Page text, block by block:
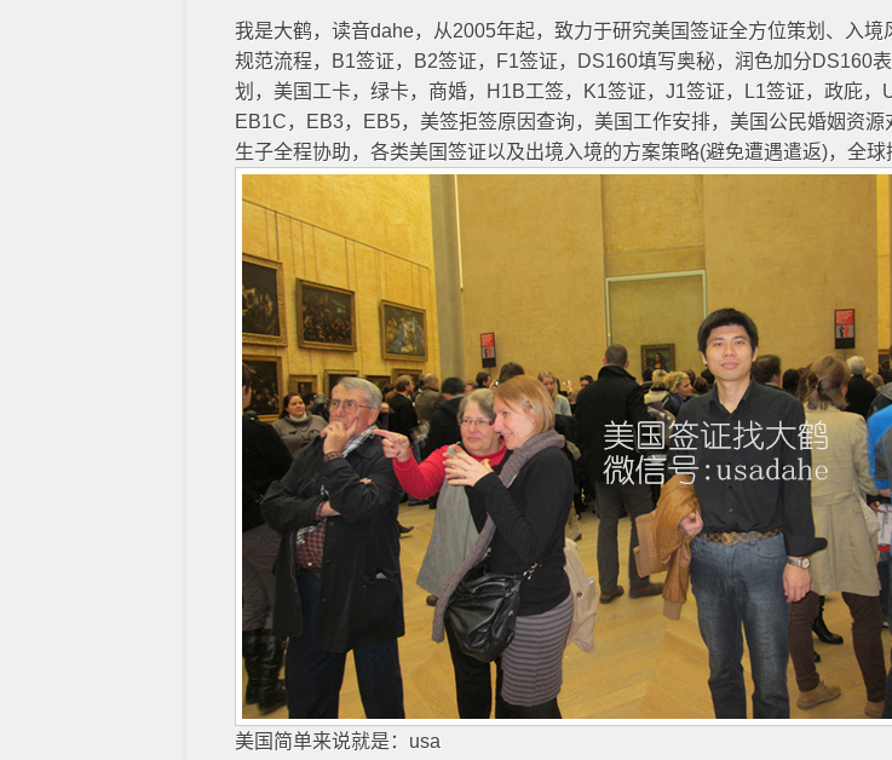
我是大鹤，读音dahe，从2005年起，致力于研究美国签证全方位策划、入境
规范流程，B1签证，B2签证，F1签证，DS160填写奥秘，润色加分DS160
划，美国工卡，绿卡，商婚，H1B工签，K1签证，J1签证，L1签证，政庇，
EB1C，EB3，EB5，美签拒签原因查询，美国工作安排，美国公民婚姻资
生子全程协助，各类美国签证以及出境入境的方案策略(避免遭遇遣返)，全球
美国简单来说就是：usa